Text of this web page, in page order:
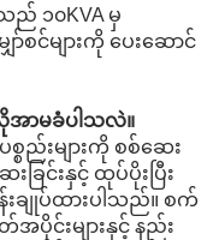
၁၀KVA မှ
စင်များကို ပေးဆောင်
ာမခံပါသလဲ။
ည်းများကို စစ်ဆေး
ခြင်းနှင့် ထုပ်ပိုးပြီး
းချုပ်ထားပါသည်။ စက်
င်းများနှင့် နည်း